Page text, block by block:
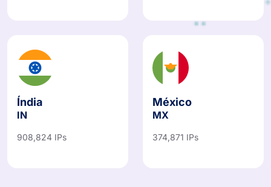
Índia
IN
908,824 IPs
México
MX
374,871 IPs